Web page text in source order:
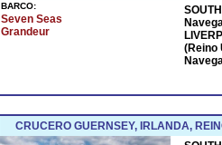
BARCO:
Seven Seas
Grandeur
(Reino
CRUCERO GUERNSEY, IRLANDA,